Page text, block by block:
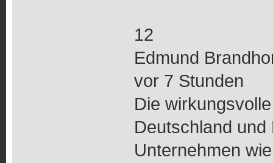
12
Edmund
vor 7 Stunden
Die
Deutschland
Unternehmen